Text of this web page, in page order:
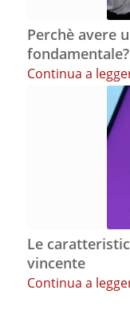
Perchè avere
fondamentale?
Continua a
Le
vincente
Continua a